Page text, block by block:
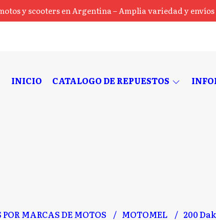
y scooters en Argentina – Amplia variedad y
INICIO CATALOGO DE REPUESTOS
POR MARCAS DE MOTOS MOTOMEL 200